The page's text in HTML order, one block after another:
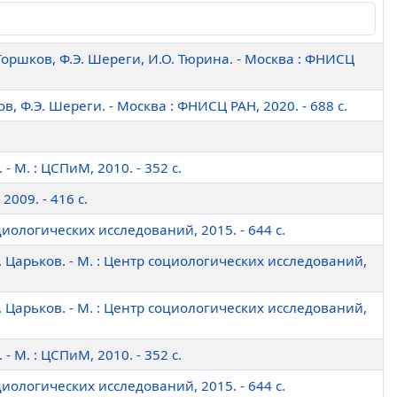
Ф.Э. Шереги, И.О. Тюрина. - Москва : ФНИСЦ
Ф.Э. Шереги. - Москва : ФНИСЦ РАН, 2020. - 688 c.
М. : ЦСПиМ, 2010. - 352 c.
- 416 c.
исследований, 2015. - 644 c.
- М. : Центр социологических исследований,
- М. : Центр социологических исследований,
М. : ЦСПиМ, 2010. - 352 c.
исследований, 2015. - 644 c.